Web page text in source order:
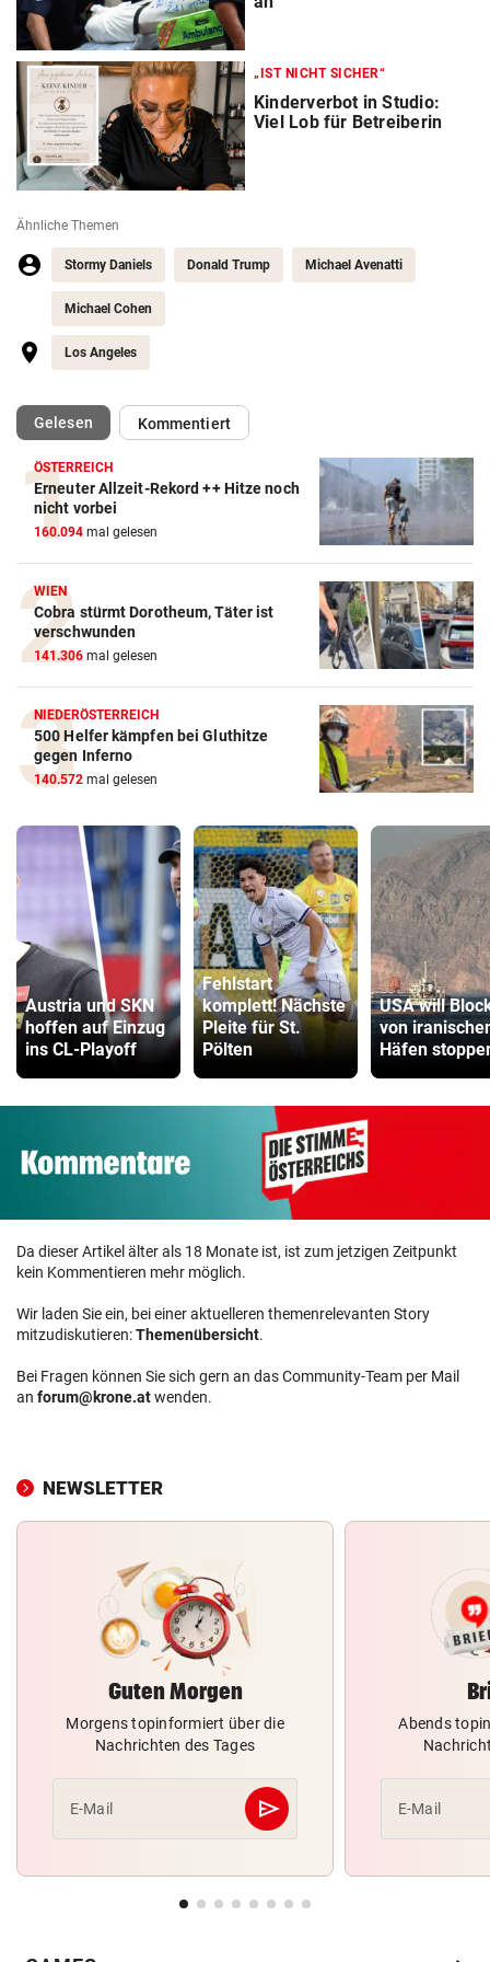
„IST NICHT SICHER“
Kinderverbot in Studio:
Viel Lob für Betreiberin
Ähnliche Themen
Stormy Daniels Donald Trump Michael Avenatti
Michael Cohen
Los Angeles
Gelesen(ausgewählt)Kommentiert
ÖSTERREICH
Erneuter Allzeit-Rekord ++ Hitze noch
nicht vorbei
160.094 mal gelesen
WIEN
Cobra stürmt Dorotheum, Täter ist
verschwunden
141.306 mal gelesen
NIEDERÖSTERREICH
500 Helfer kämpfen bei Gluthitze
gegen Inferno
140.572 mal gelesen
Austria und SKN
hoffen auf Einzug
ins CL-Playoff
Fehlstart
komplett! Nächste
Pleite für St.
Pölten
USA will
von
Häfen
Da dieser Artikel älter als 18 Monate ist, ist zum jetzigen Zeitpunkt
kein Kommentieren mehr möglich.
Wir laden Sie ein, bei einer aktuelleren themenrelevanten Story
mitzudiskutieren:Themenübersicht.
Bei Fragen können Sie sich gern an das Community-Team per Mail
an forum@krone.atwenden.
NEWSLETTER
Guten Morgen
Morgens topinformiert über die
Nachrichten des Tages
E-Mail send
Abschicken
Abends
E-Mail